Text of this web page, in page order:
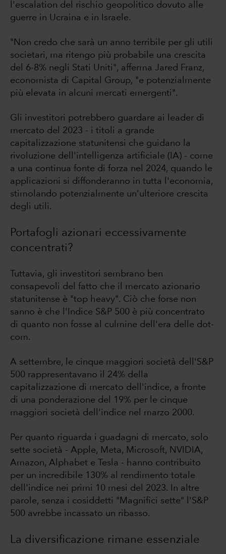
l'escalation del rischio geopolitico dovuto alle
guerre in Ucraina e in Israele.
"Non credo che sarà un anno terribile per gli utili
societari, ma ritengo più probabile una crescita
del 6-8% negli Stati Uniti", afferma Jared Franz,
economista di Capital Group, "e potenzialmente
più elevata in alcuni mercati emergenti".
Gli investitori potrebbero guardare ai leader di
mercato del 2023 - i titoli a grande
capitalizzazione statunitensi che guidano la
rivoluzione dell'intelligenza artificiale (IA) - come
a una continua fonte di forza nel 2024, quando le
applicazioni si diffonderanno in tutta l'economia,
stimolando potenzialmente un'ulteriore crescita
degli utili.
Portafogli azionari eccessivamente
concentrati?
Tuttavia, gli investitori sembrano ben
consapevoli del fatto che il mercato azionario
statunitense è "top heavy". Ciò che forse non
sanno è che l'Indice S&P 500 è più concentrato
di quanto non fosse al culmine dell'era delle dot-
com.
A settembre, le cinque maggiori società dell'S&P
500 rappresentavano il 24% della
capitalizzazione di mercato dell'indice, a fronte
di una ponderazione del 19% per le cinque
maggiori società dell'indice nel marzo 2000.
Per quanto riguarda i guadagni di mercato, solo
sette società - Apple, Meta, Microsoft, NVIDIA,
Amazon, Alphabet e Tesla - hanno contribuito
per un incredibile 130% al rendimento totale
dell'indice nei primi 10 mesi del 2023. In altre
parole, senza i cosiddetti "Magnifici sette" l'S&P
500 avrebbe incassato un ribasso.
La diversificazione rimane essenziale